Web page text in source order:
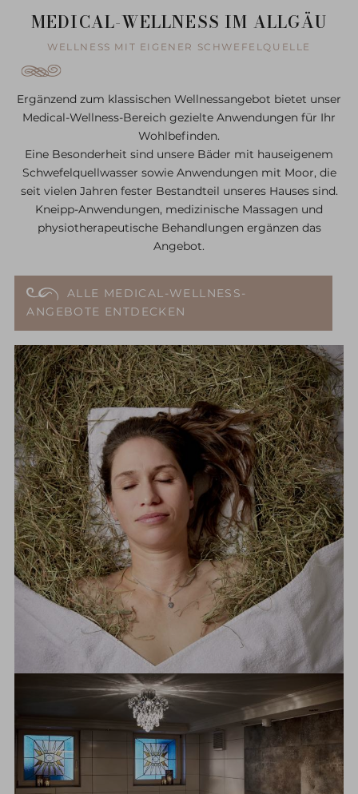
MEDICAL-WELLNESS IM ALLGÄU
WELLNESS MIT EIGENER SCHWEFELQUELLE
Ergänzend zum klassischen Wellnessangebot bietet unser
Medical-Wellness-Bereich gezielte Anwendungen für Ihr
Wohlbefinden.
Eine Besonderheit sind unsere Bäder mit hauseigenem
Schwefelquellwasser sowie Anwendungen mit Moor, die
seit vielen Jahren fester Bestandteil unseres Hauses sind.
Kneipp-Anwendungen, medizinische Massagen und
physiotherapeutische Behandlungen ergänzen das
Angebot.
ALLE MEDICAL-WELLNESS-
ANGEBOTE ENTDECKEN